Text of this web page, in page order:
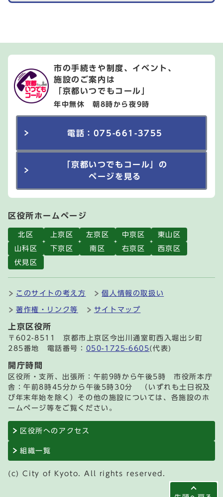
市の手続きや制度、イベント、
施設のご案内は
「京都いつでもコール」
年中無休 朝8時から夜9時
電話：075-661-3755
「京都いつでもコール」の
ページを見る
区役所ホームページ
北区 上京区 左京区 中京区
東山区
山科区
下京区 南区 右京区
西京区
伏見区
このサイトの考え方 個人情報の取扱い
著作権・リンク等 サイトマップ
上京区役所
〒602-8511 京都市上京区今出川通室町西入堀出シ町
285番地 電話番号： 050-1725-6605(代表)
開庁時間
区役所・支所、出張所：午前9時から午後5時 市役所本庁
舎：午前8時45分から午後5時30分 （いずれも土日祝及
び年末年始を除く）その他の施設については、各施設のホ
ームページ等をご覧ください。
区役所へのアクセス
組織一覧
(c) City of Kyoto. All rights reserved.